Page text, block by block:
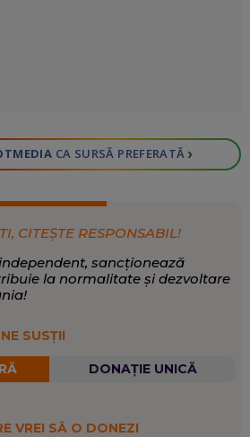
CA SURSĂ PREFERATĂ ›
CITEȘTE RESPONSABIL!
sancționează
la normalitate și dezvoltare
SUSȚII
DONAȚIE UNICĂ
VREI SĂ O DONEZI